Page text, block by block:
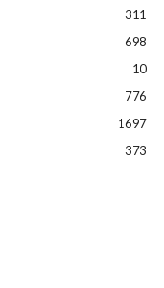
311
698
10
776
1697
373